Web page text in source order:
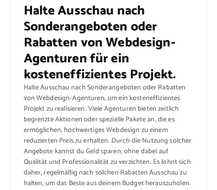
Halte Ausschau nach
Sonderangeboten oder
Rabatten von Webdesign-
Agenturen für ein
kosteneffizientes Projekt.
Halte Ausschau nach Sonderangeboten oder Rabatten
von Webdesign-Agenturen, um ein kosteneffizientes
Projekt zu realisieren. Viele Agenturen bieten zeitlich
begrenzte Aktionen oder spezielle Pakete an, die es
ermöglichen, hochwertiges Webdesign zu einem
reduzierten Preis zu erhalten. Durch die Nutzung solcher
Angebote kannst du Geld sparen, ohne dabei auf
Qualität und Professionalität zu verzichten. Es lohnt sich
daher, regelmäßig nach solchen Rabatten Ausschau zu
halten, um das Beste aus deinem Budget herauszuholen.